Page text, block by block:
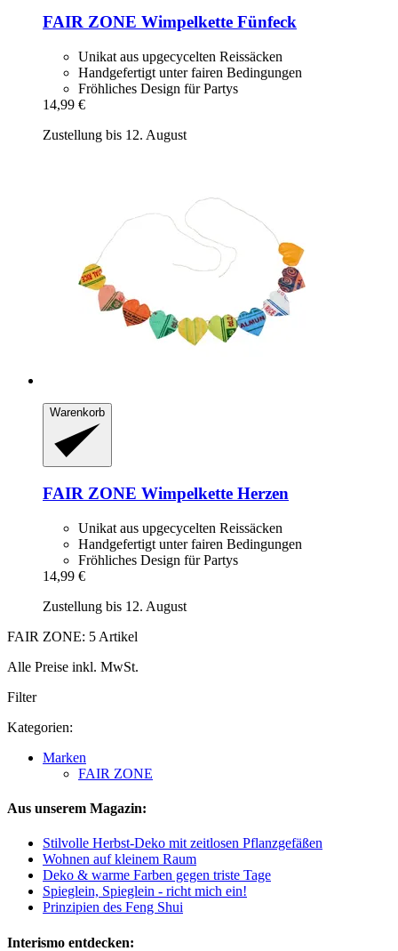
FAIR ZONE Wimpelkette Fünfeck
Unikat aus upgecycelten Reissäcken
Handgefertigt unter fairen Bedingungen
Fröhliches Design für Partys
14,99 €
Zustellung bis 12. August
Warenkorb
FAIR ZONE Wimpelkette Herzen
Unikat aus upgecycelten Reissäcken
Handgefertigt unter fairen Bedingungen
Fröhliches Design für Partys
14,99 €
Zustellung bis 12. August
FAIR ZONE: 5 Artikel
Alle Preise inkl. MwSt.
Filter
Kategorien:
Marken
FAIR ZONE
Aus unserem Magazin:
Stilvolle Herbst-Deko mit zeitlosen Pflanzgefäßen
Wohnen auf kleinem Raum
Deko & warme Farben gegen triste Tage
Spieglein, Spieglein - richt mich ein!
Prinzipien des Feng Shui
Interismo entdecken: